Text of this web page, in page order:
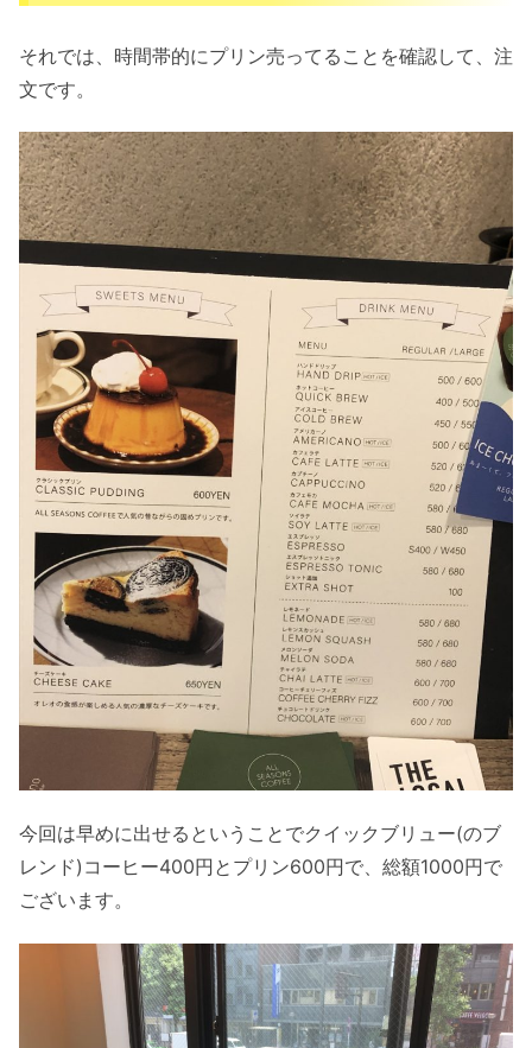
それでは、時間帯的にプリン売ってることを確認して、注
文です。
今回は早めに出せるということでクイックブリュー(のブ
レンド)コーヒー400円とプリン600円で、総額1000円で
ございます。